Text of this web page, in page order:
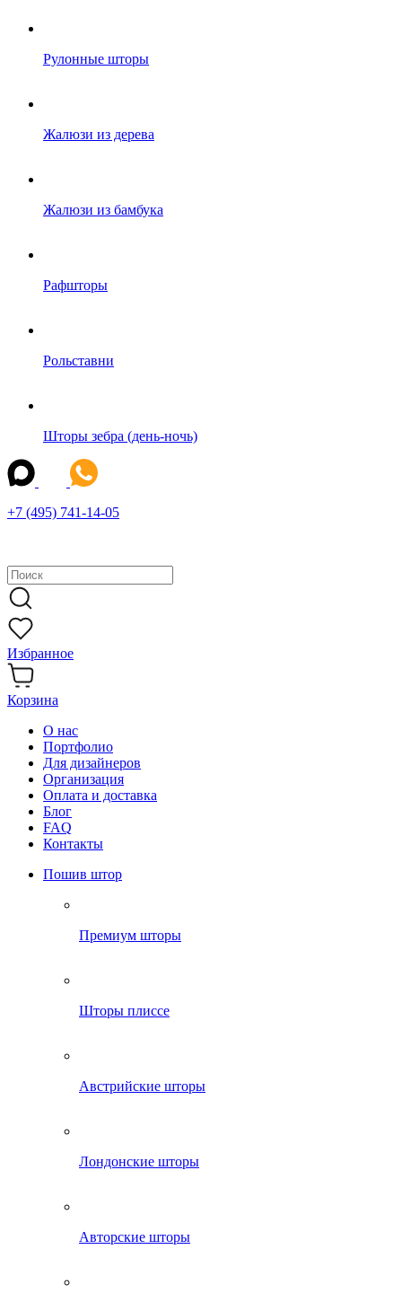
Рулонные шторы
Жалюзи из дерева
Жалюзи из бамбука
Рафшторы
Рольставни
Шторы зебра (день-ночь)
+7 (495) 741-14-05
Избранное
Корзина
О нас
Портфолио
Для дизайнеров
Организация
Оплата и доставка
Блог
FAQ
Контакты
Пошив штор
Премиум шторы
Шторы плиссе
Австрийские шторы
Лондонские шторы
Авторские шторы